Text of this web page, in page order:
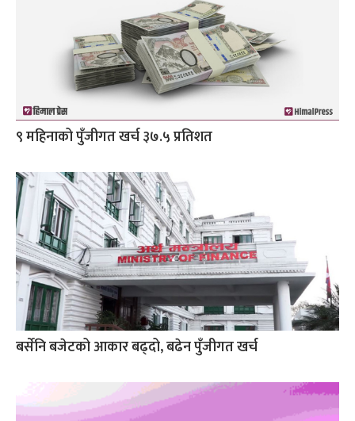
९ महिनाको पुँजीगत खर्च ३७.५ प्रतिशत
बर्सेनि बजेटको आकार बढ्दो, बढेन पुँजीगत खर्च